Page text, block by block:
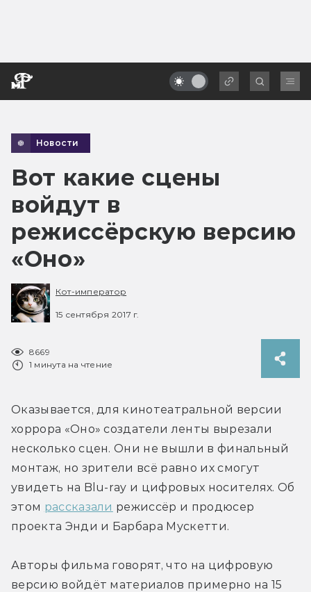
Новости
Вот какие сцены
войдут в
режиссёрскую версию
«Оно»
Кот-император
15 сентября 2017 г.
8669
1 минута на чтение
Оказывается, для кинотеатральной версии
хоррора «Оно» создатели ленты вырезали
несколько сцен. Они не вышли в финальный
монтаж, но зрители всё равно их смогут
увидеть на Blu-ray и цифровых носителях. Об
этом рассказали режиссёр и продюсер
проекта Энди и Барбара Мускетти.
Авторы фильма говорят, что на цифровую
версию войдёт материалов примерно на 15